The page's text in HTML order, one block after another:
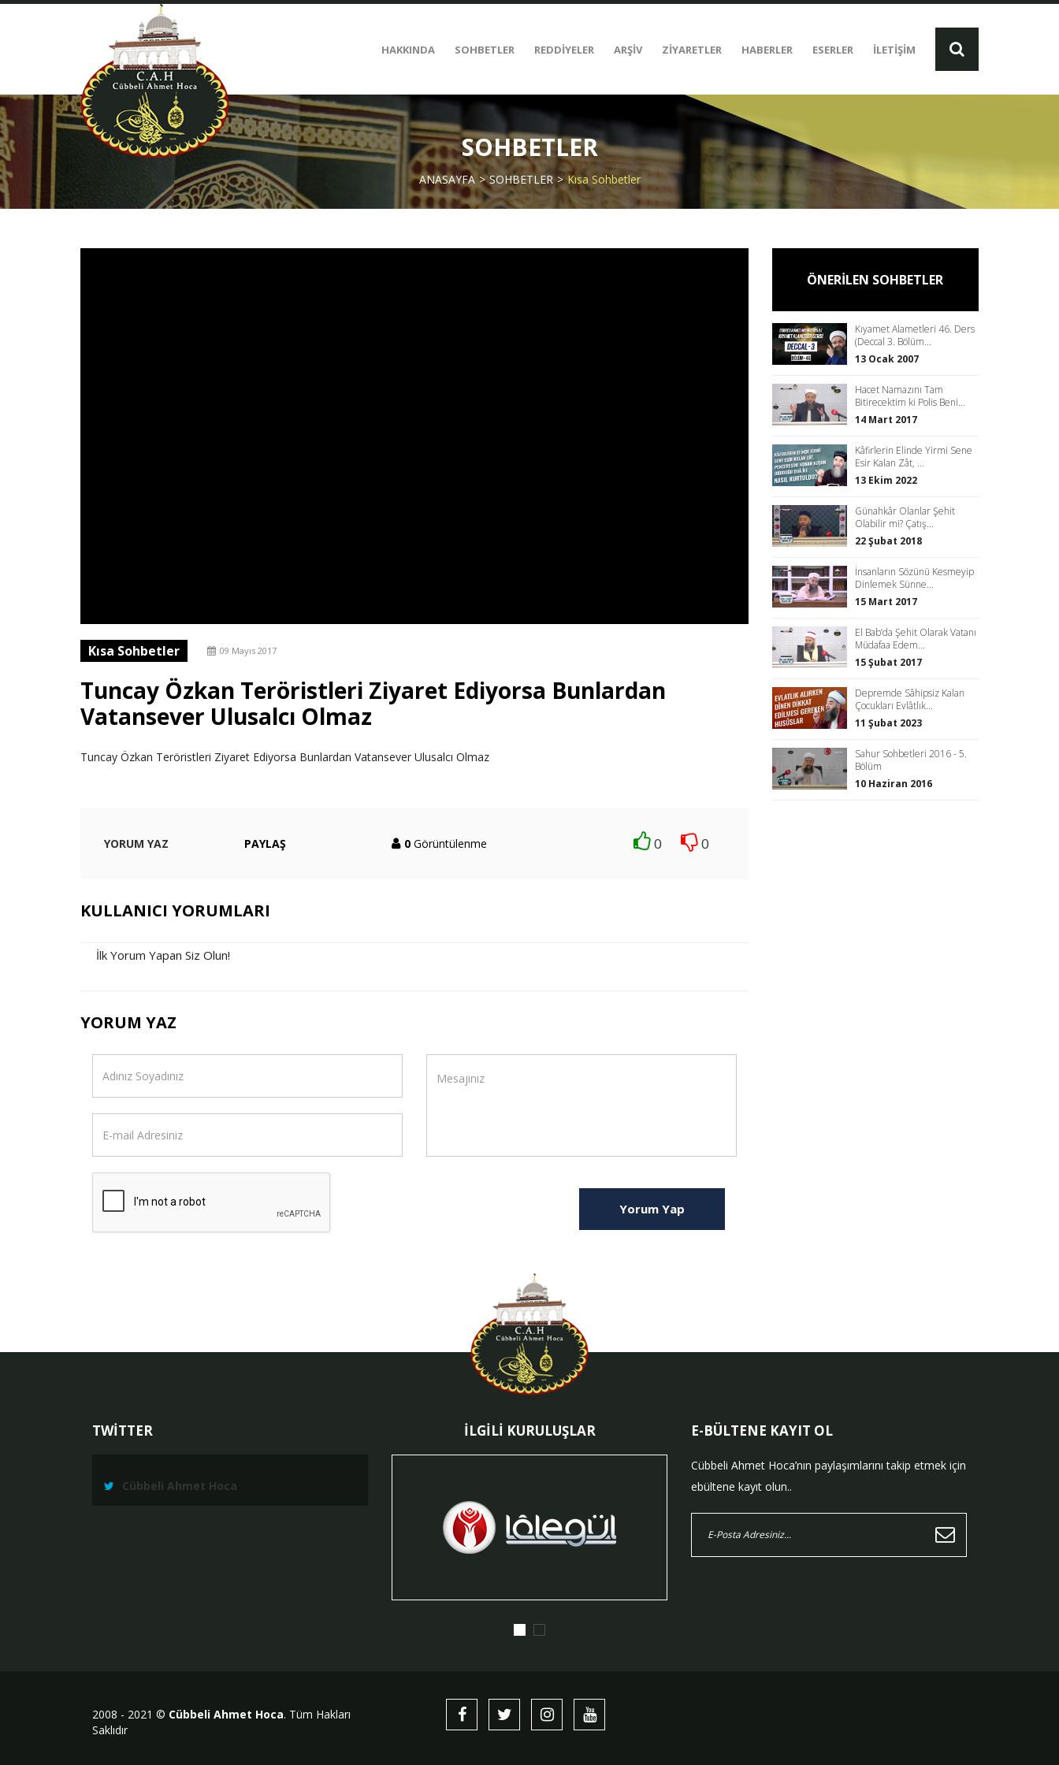
HAKKINDA SOHBETLER REDDİYELER ARŞİV ZİYARETLER HABERLER ESERLER İLETİŞİM
SOHBETLER
ANASAYFA SOHBETLER Kısa Sohbetler
Kısa Sohbetler 09 Mayıs 2017
Tuncay Özkan Teröristleri Ziyaret Ediyorsa Bunlardan
Vatansever Ulusalcı Olmaz
Tuncay Özkan Teröristleri Ziyaret Ediyorsa Bunlardan Vatansever Ulusalcı Olmaz
YORUM YAZ PAYLAŞ 0 Görüntülenme 0 0
KULLANICI YORUMLARI
İlk Yorum Yapan Siz Olun!
YORUM YAZ
Yorum Yap
ÖNERİLEN SOHBETLER
Kıyamet Alametleri 46. Ders
(Deccal 3. Bölüm...
13 Ocak 2007
Hacet Namazını Tam
Bitirecektim ki Polis Beni...
14 Mart 2017
Kâfirlerin Elinde Yirmi Sene
Esir Kalan Zât, ...
13 Ekim 2022
Günahkâr Olanlar Şehit
Olabilir mi? Çatış...
22 Şubat 2018
İnsanların Sözünü Kesmeyip
Dinlemek Sünne...
15 Mart 2017
El Bab’da Şehit Olarak Vatanı
Müdafaa Edem...
15 Şubat 2017
Depremde Sâhipsiz Kalan
Çocukları Evlâtlık...
11 Şubat 2023
Sahur Sohbetleri 2016 - 5.
Bölüm
10 Haziran 2016
TWİTTER
Cübbeli Ahmet Hoca
İLGİLİ KURULUŞLAR E-BÜLTENE KAYIT OL
Cübbeli Ahmet Hoca’nın paylaşımlarını takip etmek için
ebültene kayıt olun..
2008 - 2021 © Cübbeli Ahmet Hoca. Tüm Hakları
Saklıdır